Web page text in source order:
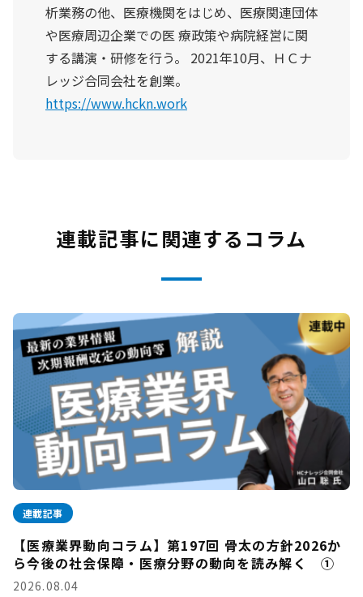
析業務の他、医療機関をはじめ、医療関連団体
や医療周辺企業での医 療政策や病院経営に関
する講演・研修を行う。 2021年10月、ＨＣナ
レッジ合同会社を創業。
https://www.hckn.work
連載記事に関連するコラム
連載記事
【医療業界動向コラム】第197回 骨太の方針2026か
ら今後の社会保障・医療分野の動向を読み解く ①
2026.08.04